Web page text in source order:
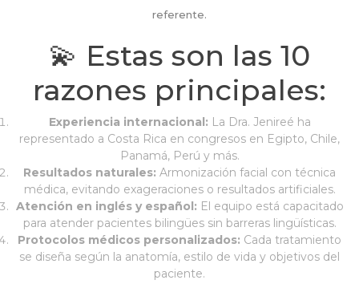
referente.
💫 Estas son las 10
razones principales:
Experiencia internacional: La Dra. Jenireé ha
representado a Costa Rica en congresos en Egipto, Chile,
Panamá, Perú y más.
Resultados naturales: Armonización facial con técnica
médica, evitando exageraciones o resultados artificiales.
Atención en inglés y español: El equipo está capacitado
para atender pacientes bilingües sin barreras lingüísticas.
Protocolos médicos personalizados: Cada tratamiento
se diseña según la anatomía, estilo de vida y objetivos del
paciente.